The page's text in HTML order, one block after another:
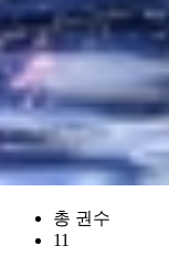
총 권수
11